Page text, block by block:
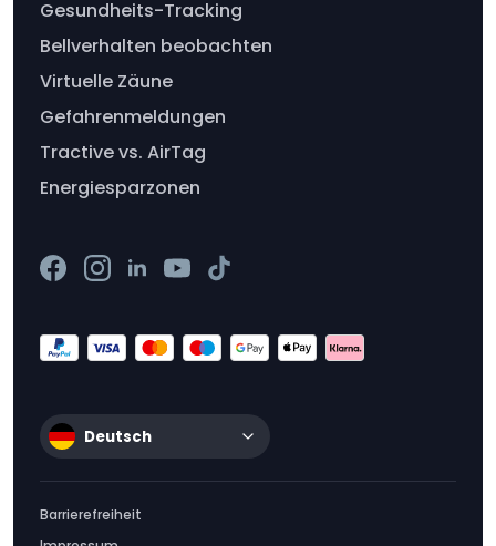
Gesundheits-Tracking
Bellverhalten beobachten
Virtuelle Zäune
Gefahrenmeldungen
Tractive vs. AirTag
Energiesparzonen
Deutsch
Barrierefreiheit